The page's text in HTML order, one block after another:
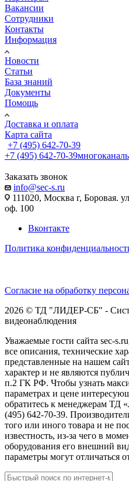
Вакансии
Сотрудники
Контакты
Информация
Новости
Статьи
База знаний
Документы
Помощь
Доставка и оплата
Карта сайта
+7 (495) 642-70-39
+7 (495) 642-70-39
Заказать звонок
info@sec-s.ru
111020, Москва г, Боровая.
оф. 100
Вконтакте
Политика
Согласие на обработку
2026 © ТД "ЛИДЕР-СБ" -
видеонаблюдения
Уважаемые гости сайта sec-
все описания, технические
представленные на нашем
характер и не являются
п.2 ГК РФ. Чтобы узнать
параметрах и цене
обратитесь к менеджерам ТД
(495) 642-70-39.
того или иного товара и не
известность, из-за чего в
оборудования его внешний
параметры могут отличаться